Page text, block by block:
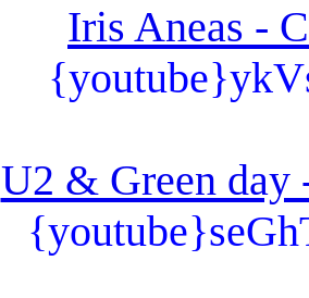
Iris Aneas -
U2 & Green day